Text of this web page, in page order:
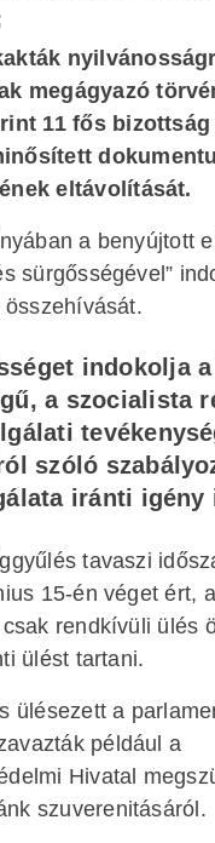
megágyazó
11 fős
eltávolítását.
a benyújtott
sürgősségével”
indokolja
a szocialista
szóló
iránti igény
tavaszi
15-én véget ért,
rendkívüli ülés
ülést tartani.
ülésezett a
például a
Hivatal
szuverenitásáról.